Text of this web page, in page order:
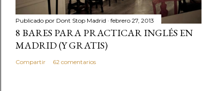
Publicado por Dont Stop Madrid febrero 27, 2013
8 BARES PARA PRACTICAR INGLÉS EN
MADRID (Y GRATIS)
Compartir 62 comentarios